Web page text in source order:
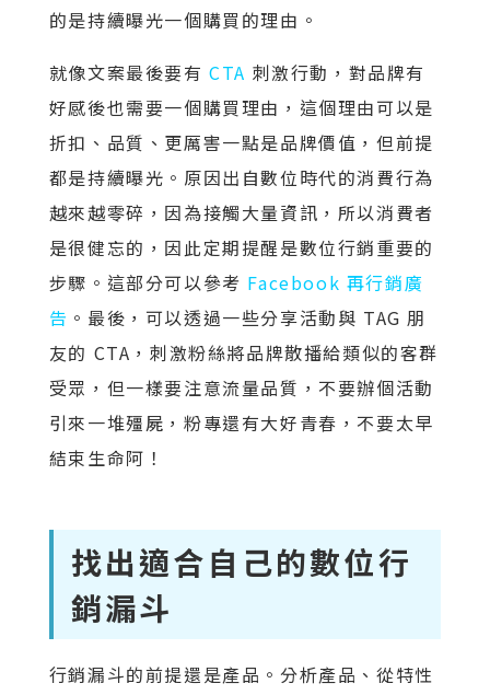
的是持續曝光一個購買的理由。
就像文案最後要有CTA 刺激行動，對品牌有
好感後也需要一個購買理由，這個理由可以是
折扣、品質、更厲害一點是品牌價值，但前提
都是持續曝光。原因出自數位時代的消費行為
越來越零碎，因為接觸大量資訊，所以消費者
是很健忘的，因此定期提醒是數位行銷重要的
步驟。這部分可以參考 Facebook 再行銷廣
告 。最後，可以透過一些分享活動與 TAG 朋
友的 CTA，刺激粉絲將品牌散播給類似的客群
受眾，但一樣要注意流量品質，不要辦個活動
引來一堆殭屍，粉專還有大好青春，不要太早
結束生命阿！
找出適合自己的數位行
銷漏斗
行銷漏斗的前提還是產品。分析產品、從特性